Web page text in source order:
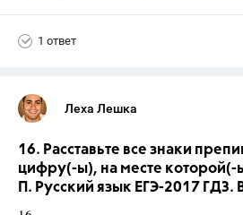
1 ответ
Леха Лешка
16. Расставьте все знаки
цифру(-ы), на месте
П. Русский язык ЕГЭ-2017 ГДЗ.